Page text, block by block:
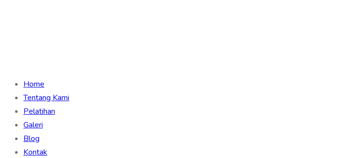
Home
Tentang Kami
Pelatihan
Galeri
Blog
Kontak